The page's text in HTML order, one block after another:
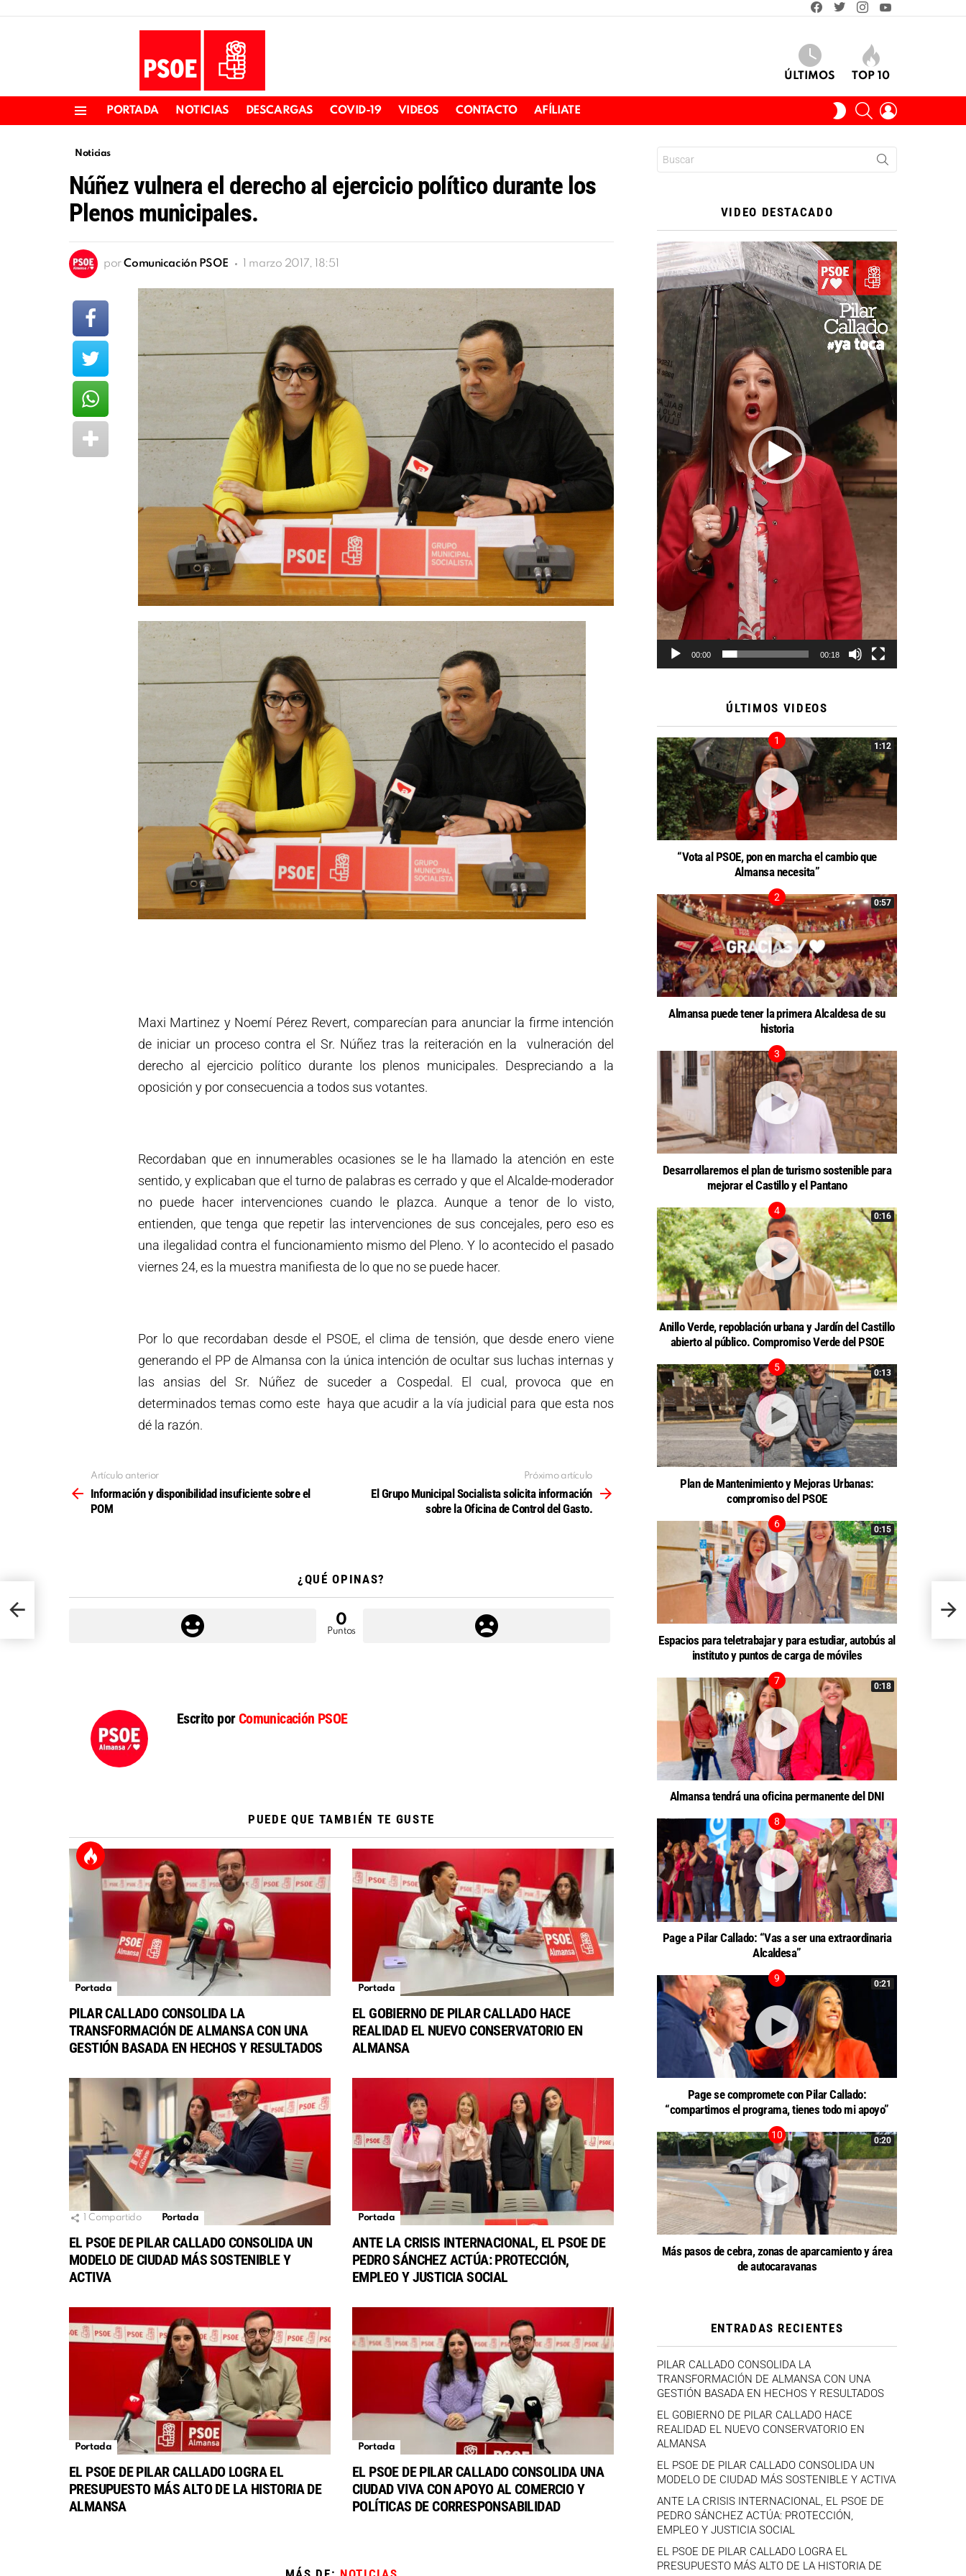
ÚLTIMOS TOP 10
PORTADA NOTICIAS DESCARGAS COVID-19 VIDEOS CONTACTO AFÍLIATE
SWITCH
SKIN
BUSCAR
Noticias
Núñez vulnera el derecho al ejercicio político durante los
Plenos municipales.
por Comunicación PSOE 1 marzo 2017, 18:51
Maxi Martinez y Noemí Pérez Revert, comparecían para anunciar la firme intención
de iniciar un proceso contra el Sr. Núñez tras la reiteración en la vulneración del
derecho al ejercicio político durante los plenos municipales. Despreciando a la
oposición y por consecuencia a todos sus votantes.
Recordaban que en innumerables ocasiones se le ha llamado la atención en este
sentido, y explicaban que el turno de palabras es cerrado y que el Alcalde-moderador
no puede hacer intervenciones cuando le plazca. Aunque a tenor de lo visto,
entienden, que tenga que repetir las intervenciones de sus concejales, pero eso es
una ilegalidad contra el funcionamiento mismo del Pleno. Y lo acontecido el pasado
viernes 24, es la muestra manifiesta de lo que no se puede hacer.
Por lo que recordaban desde el PSOE, el clima de tensión, que desde enero viene
generando el PP de Almansa con la única intención de ocultar sus luchas internas y
las ansias del Sr. Núñez de suceder a Cospedal. El cual, provoca que en
determinados temas como este haya que acudir a la vía judicial para que esta nos
dé la razón.
más
Artículo anterior
Información y disponibilidad insuficiente sobre el
POM
Próximo artículo
El Grupo Municipal Socialista solicita información
sobre la Oficina de Control del Gasto.
¿QUÉ OPINAS?
0
Puntos
Escrito porComunicación PSOE
PUEDE QUE TAMBIÉN TE GUSTE
Portada
PILAR CALLADO CONSOLIDA LA
TRANSFORMACIÓN DE ALMANSA CON UNA
GESTIÓN BASADA EN HECHOS Y RESULTADOS
Portada
EL GOBIERNO DE PILAR CALLADO HACE
REALIDAD EL NUEVO CONSERVATORIO EN
ALMANSA
Compartido Portada
EL PSOE DE PILAR CALLADO CONSOLIDA UN
MODELO DE CIUDAD MÁS SOSTENIBLE Y
ACTIVA
Portada
ANTE LA CRISIS INTERNACIONAL, EL PSOE DE
PEDRO SÁNCHEZ ACTÚA: PROTECCIÓN,
EMPLEO Y JUSTICIA SOCIAL
Portada
EL PSOE DE PILAR CALLADO LOGRA EL
PRESUPUESTO MÁS ALTO DE LA HISTORIA DE
ALMANSA
Portada
EL PSOE DE PILAR CALLADO CONSOLIDA UNA
CIUDAD VIVA CON APOYO AL COMERCIO Y
POLÍTICAS DE CORRESPONSABILIDAD
El
VIDEO DESTACADO
Reproductor
de
vídeo
00:00 00:18
ÚLTIMOS VIDEOS
1:12
“Vota al PSOE, pon en marcha el cambio que
Almansa necesita”
0:57
Almansa puede tener la primera Alcaldesa de su
historia
Desarrollaremos el plan de turismo sostenible para
mejorar el Castillo y el Pantano
0:16
Anillo Verde, repoblación urbana y Jardín del Castillo
abierto al público. Compromiso Verde del PSOE
0:13
Plan de Mantenimiento y Mejoras Urbanas:
compromiso del PSOE
0:15
Espacios para teletrabajar y para estudiar, autobús al
instituto y puntos de carga de móviles
0:18
Almansa tendrá una oficina permanente del DNI
Page a Pilar Callado: “Vas a ser una extraordinaria
Alcaldesa”
0:21
Page se compromete con Pilar Callado:
“compartimos el programa, tienes todo mi apoyo”
0:20
Más pasos de cebra, zonas de aparcamiento y área
de autocaravanas
ENTRADAS RECIENTES
PILAR CALLADO CONSOLIDA LA
TRANSFORMACIÓN DE ALMANSA CON UNA
GESTIÓN BASADA EN HECHOS Y RESULTADOS
EL GOBIERNO DE PILAR CALLADO HACE
REALIDAD EL NUEVO CONSERVATORIO EN
ALMANSA
EL PSOE DE PILAR CALLADO CONSOLIDA UN
MODELO DE CIUDAD MÁS SOSTENIBLE Y ACTIVA
ANTE LA CRISIS INTERNACIONAL, EL PSOE DE
PEDRO SÁNCHEZ ACTÚA: PROTECCIÓN,
EMPLEO Y JUSTICIA SOCIAL
EL PSOE DE PILAR CALLADO LOGRA EL
PRESUPUESTO MÁS ALTO DE LA HISTORIA DE